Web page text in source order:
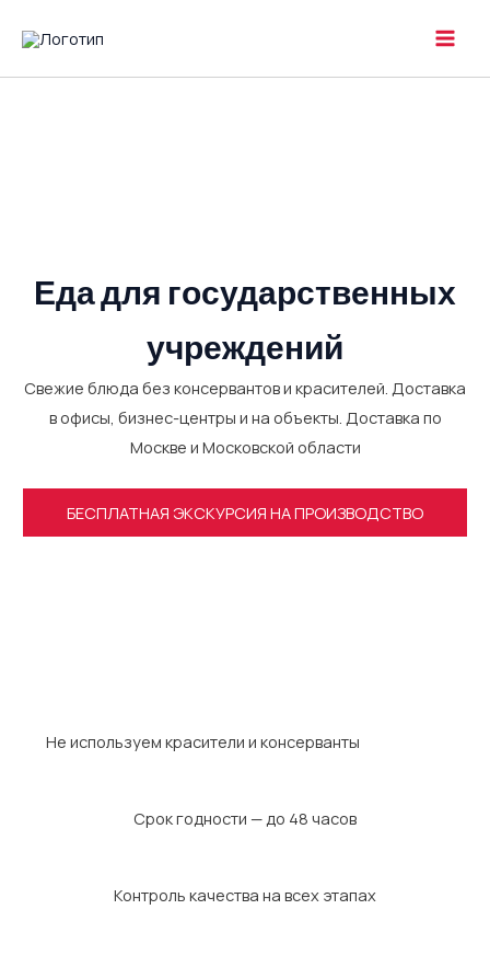
содержимому
Еда для государственных
учреждений
Свежие блюда без консервантов и красителей. Доставка
в офисы, бизнес-центры и на объекты. Доставка по
Москве и Московской области
БЕСПЛАТНАЯ ЭКСКУРСИЯ НА ПРОИЗВОДСТВО
Не используем красители и консерванты
Срок годности — до 48 часов
Контроль качества на всех этапах